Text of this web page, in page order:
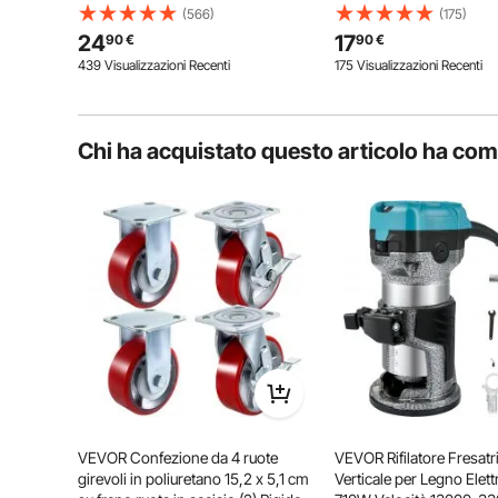
lavoro o l'attrezzatura da terra (3/4"),
101,6mm con Freno di Bloccaggio
A/B Capacità Carico 159kg per
Rotella per Carrelli da Banco da
Lavoro
(566)
2490€
439 Visualizzazioni Recenti
Pivotanti 5 Pezzi per
Computer per Carichi
Pavimenti Capacità di
59 kg
(175)
1790€
175 Visualizzazioni Recenti
Chi ha acquistato questo articolo ha
VEVOR Confezione da 4 ruote
girevoli in poliuretano 15,2 x 5,1 cm
VEVOR Rifilatore
Verticale per Legno